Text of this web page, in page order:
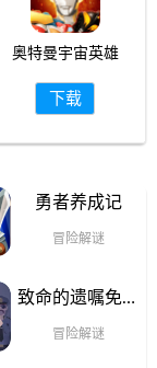
奥特曼宇宙英雄
下载
勇者养成记
冒险解谜
致命的遗嘱免费
冒险解谜